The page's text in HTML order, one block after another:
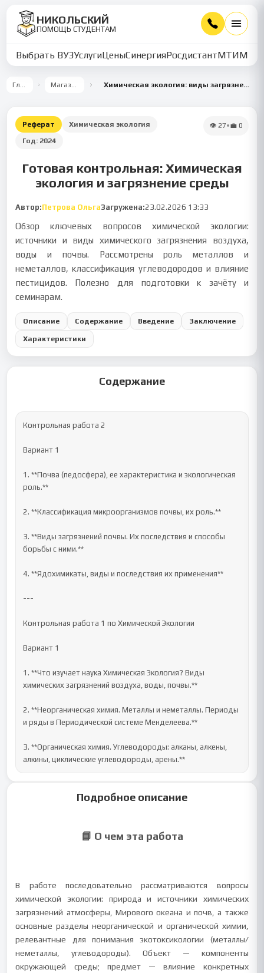
НИКОЛЬСКИЙ
ПОМОЩЬ СТУДЕНТАМ
Выбрать ВУЗУслугиЦеныСинергияРосдистантМТИММУ
Главная Магазин работ Химическая экология: виды загрязнений, металлы и углеводороды
Реферат
Химическая экология
Год: 2024
👁 27•💼 0
Готовая контрольная: Химическая
экология и загрязнение среды
Автор:Петрова ОльгаЗагружена:23.02.2026 13:33
Обзор ключевых вопросов химической экологии:
источники и виды химического загрязнения воздуха,
воды и почвы. Рассмотрены роль металлов и
неметаллов, классификация углеводородов и влияние
пестицидов. Полезно для подготовки к зачёту и
семинарам.
Описание Содержание Введение Заключение
Характеристики
Содержание
Контрольная работа 2
Вариант 1
1. **Почва (педосфера), ее характеристика и экологическая
роль.**
2. **Классификация микроорганизмов почвы, их роль.**
3. **Виды загрязнений почвы. Их последствия и способы
борьбы с ними.**
4. **Ядохимикаты, виды и последствия их применения**
---
Контрольная работа 1 по Химической Экологии
Вариант 1
1. **Что изучает наука Химическая Экология? Виды
химических загрязнений воздуха, воды, почвы.**
2. **Неорганическая химия. Металлы и неметаллы. Периоды
и ряды в Периодической системе Менделеева.**
3. **Органическая химия. Углеводороды: алканы, алкены,
алкины, циклические углеводороды, арены.**
Подробное описание
📘 О чем эта работа
В работе последовательно рассматриваются вопросы
химической экологии: природа и источники химических
загрязнений атмосферы, Мирового океана и почв, а также
основные разделы неорганической и органической химии,
релевантные для понимания экотоксикологии (металлы/
неметаллы, углеводороды). Объект — компоненты
окружающей среды; предмет — влияние конкретных